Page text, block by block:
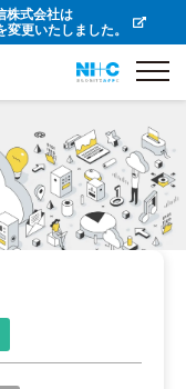
株式会社は
更いたしました。